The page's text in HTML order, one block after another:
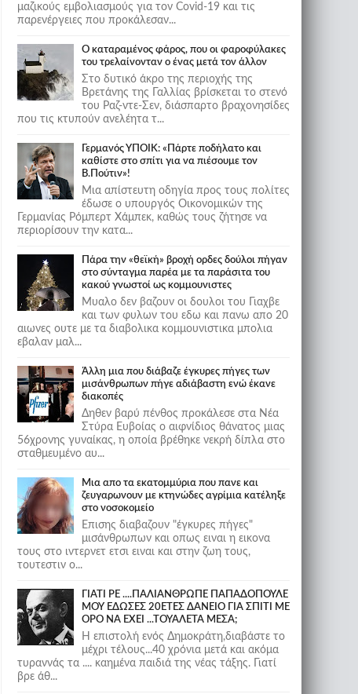
μαζικούς εμβολιασμούς για τον Covid-19 και τις
παρενέργειες που προκάλεσαν...
Ο καταραμένος φάρος, που οι φαροφύλακες
του τρελαίνονταν ο ένας μετά τον άλλον
Στο δυτικό άκρο της περιοχής της
Βρετάνης της Γαλλίας βρίσκεται το στενό
του Ραζ-ντε-Σεν, διάσπαρτο βραχονησίδες
που τις κτυπούν ανελέητα τ...
Γερμανός ΥΠΟΙΚ: «Πάρτε ποδήλατο και
καθίστε στο σπίτι για να πιέσουμε τον
Β.Πούτιν»!
Μια απίστευτη οδηγία προς τους πολίτες
έδωσε ο υπουργός Οικονομικών της
Γερμανίας Ρόμπερτ Χάμπεκ, καθώς τους ζήτησε να
περιορίσουν την κατα...
Πάρα την «θεϊκή» βροχή ορδες δούλοι πήγαν
στο σύνταγμα παρέα με τα παράσιτα του
κακού γνωστοί ως κομμουνιστες
Μυαλο δεν βαζουν οι δουλοι του Γιαχβε
και των φυλων του εδω και πανω απο 20
αιωνες ουτε με τα διαβολικα κομμουνιστικα μπολια
εβαλαν μαλ...
Άλλη μια που διάβαζε έγκυρες πήγες των
μισάνθρωπων πήγε αδιάβαστη ενώ έκανε
διακοπές
Δηθεν βαρύ πένθος προκάλεσε στα Νέα
Στύρα Ευβοίας ο αιφνίδιος θάνατος μιας
56χρονης γυναίκας, η οποία βρέθηκε νεκρή δίπλα στο
σταθμευμένο αυ...
Μια απο τα εκατομμύρια που πανε και
ζευγαρωνουν με κτηνώδες αγρίμια κατέληξε
στο νοσοκομείο
Επισης διαβαζουν "έγκυρες πήγες"
μισάνθρωπων και οπως ειναι η εικονα
τους στο ιντερνετ ετσι ειναι και στην ζωη τους,
τουτεστιν ο...
ΓΙΑΤΙ ΡΕ ....ΠΑΛΙΑΝΘΡΩΠΕ ΠΑΠΑΔΟΠΟΥΛΕ
ΜΟΥ ΕΔΩΣΕΣ 20ΕΤΕΣ ΔΑΝΕΙΟ ΓΙΑ ΣΠΙΤΙ ΜΕ
ΟΡΟ ΝΑ ΕΧΕΙ ...ΤΟΥΑΛΕΤΑ ΜΕΣΑ;
Η επιστολή ενός Δημοκράτη,διαβάστε το
μέχρι τέλους...40 χρόνια μετά και ακόμα
τυραννάς τα .... καημένα παιδιά της νέας τάξης. Γιατί
βρε άθ...